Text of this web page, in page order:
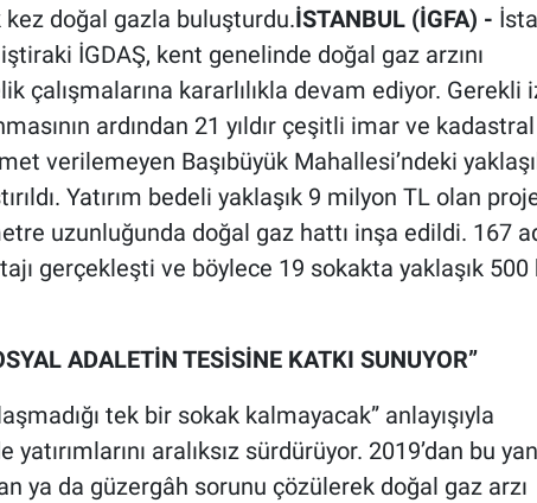
kez doğal gazla buluşturdu.İSTANBUL (İGFA) -
İGDAŞ, kent genelinde doğal gaz arzını
çalışmalarına kararlılıkla devam ediyor. Gerekli
ardından 21 yıldır çeşitli imar ve kadastral
verilemeyen Başıbüyük Mahallesi’ndeki
Yatırım bedeli yaklaşık 9 milyon TL olan
uzunluğunda doğal gaz hattı inşa edildi. 167
gerçekleşti ve böylece 19 sokakta yaklaşık 500
ADALETİN TESİSİNE KATKI SUNUYOR”
tek bir sokak kalmayacak” anlayışıyla
aralıksız sürdürüyor. 2019’dan bu
ya da güzergâh sorunu çözülerek doğal gaz arzı